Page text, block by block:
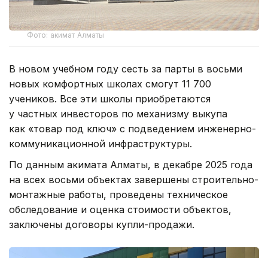
Фото: акимат Алматы
В новом учебном году сесть за парты в восьми
новых комфортных школах смогут 11 700
учеников. Все эти школы приобретаются
у частных инвесторов по механизму выкупа
как «товар под ключ» с подведением инженерно-
коммуникационной инфраструктуры.
По данным акимата Алматы, в декабре 2025 года
на всех восьми объектах завершены строительно-
монтажные работы, проведены техническое
обследование и оценка стоимости объектов,
заключены договоры купли-продажи.